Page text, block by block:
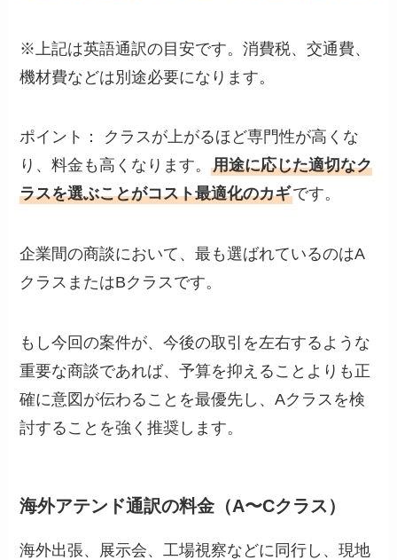
※上記は英語通訳の目安です。消費税、交通費、
機材費などは別途必要になります。
ポイント： クラスが上がるほど専門性が高くな
り、料金も高くなります。用途に応じた適切なク
ラスを選ぶことがコスト最適化のカギです。
企業間の商談において、最も選ばれているのはA
クラスまたはBクラスです。
もし今回の案件が、今後の取引を左右するような
重要な商談であれば、予算を抑えることよりも正
確に意図が伝わることを最優先し、Aクラスを検
討することを強く推奨します。
海外アテンド通訳の料金（A〜Cクラス）
海外出張、展示会、工場視察などに同行し、現地